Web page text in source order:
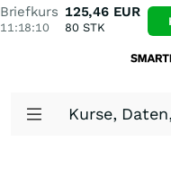
Briefkurs
11:18:10
125,46 EUR
80 STK
Kurse,